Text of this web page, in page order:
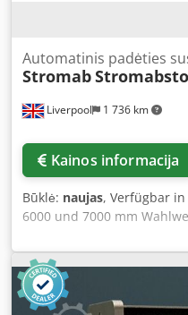
Liverpool 1 736 km
Automatinis padėties
Stromab
Kainos informacija
Būklė: naujas, Verfügbar
6000 und 7000 mm
Eloxiertes Aluminiumprofil
Zahnriemen, 32 mm breit
V
Wiederholgenauigkeit +/-
Steuerung mit 7"